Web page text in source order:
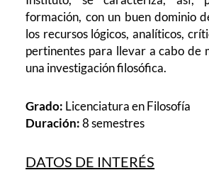
formación, con un buen dominio
los recursos lógicos, analíticos,
pertinentes para llevar a cabo de
una investigación filosófica.
Grado: Licenciatura en Filosofía
Duración:8 semestres
DATOS DE INTERÉS